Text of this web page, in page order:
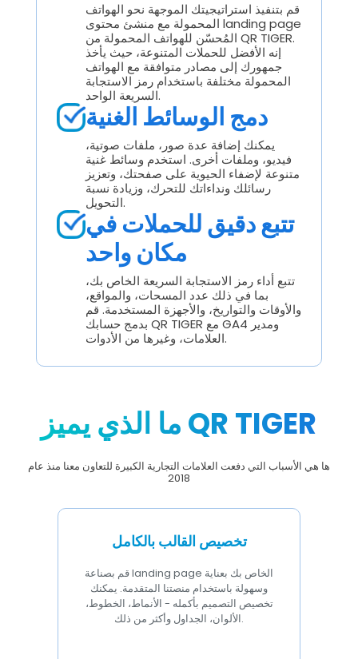
قم بتنفيذ استراتيجيتك الموجهة نحو الهواتف
المحمولة مع منشئ محتوى landing page
المُحسّن للهواتف المحمولة من QR TIGER.
إنه الأفضل للحملات المتنوعة، حيث يأخذ
جمهورك إلى مصادر متوافقة مع الهواتف
المحمولة مختلفة باستخدام رمز الاستجابة
السريعة الواحد.
دمج الوسائط الغنية
يمكنك إضافة عدة صور، ملفات صوتية،
فيديو، وملفات أخرى. استخدم وسائط غنية
متنوعة لإضفاء الحيوية على صفحتك، وتعزيز
رسائلك ونداءاتك للتحرك، وزيادة نسبة
التحويل.
تتبع دقيق للحملات في
مكان واحد
تتبع أداء رمز الاستجابة السريعة الخاص بك،
بما في ذلك عدد المسحات، والمواقع،
والأوقات والتواريخ، والأجهزة المستخدمة. قم
بدمج حسابك QR TIGER مع GA4 ومدير
العلامات، وغيرها من الأدوات.
ما الذي يميز QR TIGER
ها هي الأسباب التي دفعت العلامات التجارية الكبيرة للتعاون معنا منذ عام
2018
تخصيص القالب بالكامل
قم بصناعة landing page الخاص بك بعناية
وسهولة باستخدام منصتنا المتقدمة. يمكنك
تخصيص التصميم بأكمله - الأنماط، الخطوط،
الألوان، الجداول وأكثر من ذلك.